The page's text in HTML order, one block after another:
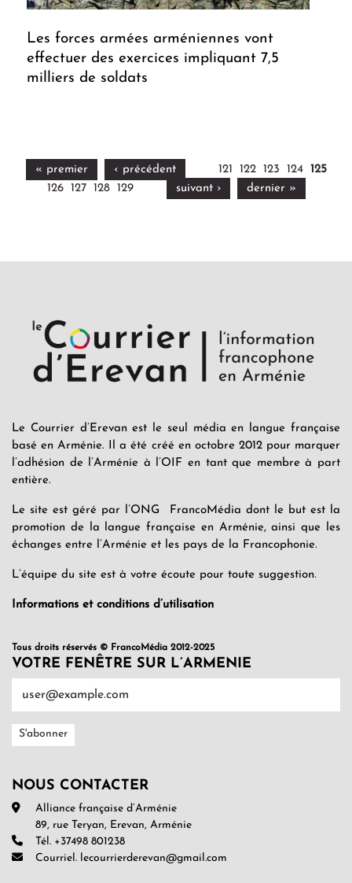
Les forces armées arméniennes vont
effectuer des exercices impliquant 7,5
milliers de soldats
« premier ‹ précédent 121 122 123 124
125
126
127 128 129 suivant › dernier »
Le Courrier d’Erevan est le seul média en langue française
basé en Arménie. Il a été créé en octobre 2012 pour marquer
l’adhésion de l’Arménie à l’OIF en tant que membre à part
entière.
Le site est géré par l’ONG FrancoMédia dont le but est la
promotion de la langue française en Arménie, ainsi que les
échanges entre l’Arménie et les pays de la Francophonie.
L’équipe du site est à votre écoute pour toute suggestion.
Informations et conditions d’utilisation
Tous droits réservés © FrancoMédia 2012-2025
VOTRE FENÊTRE SUR L’ARMENIE
NOUS CONTACTER
Alliance française d’Arménie
89, rue Teryan, Erevan, Arménie
Tél. +37498 801238
Courriel. lecourrierderevan@gmail.com